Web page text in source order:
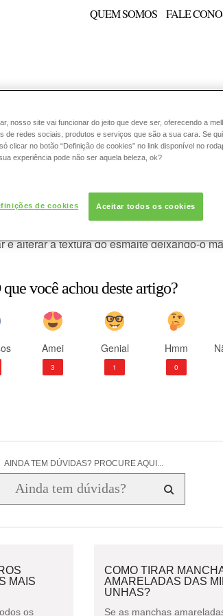
QUEM SOMOS FALE
ESMALTE FRAGRÂNCIA
por sua fluidez e tempo de
alterar a textura do esmalte deixando-o
que você achou deste artigo?
Amei
3
Genial
1
Hmm
0
AINDA TEM DÚVIDAS? PROCURE AQUI...
MAIS
os
COMO TIRAR
AMARELADAS DAS
UNHAS?
Se as manchas
nosso site vai funcionar do jeito que deve ser, oferecendo a
de redes sociais, produtos e serviços que são a sua cara. Se
clicar no botão “Definição de cookies” no link disponível no
experiência pode não ser aquela beleza, ok?
de cookies Aceitar todos os cookies